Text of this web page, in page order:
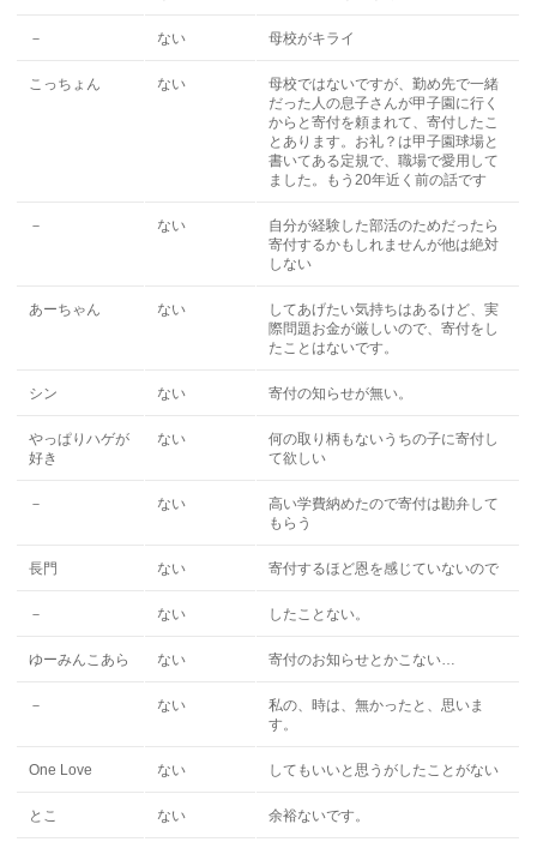
－ ない 母校がキライ
こっちょん ない
母校ではないですが、勤め先で一緒
だった人の息子さんが甲子園に行く
からと寄付を頼まれて、寄付したこ
とあります。お礼？は甲子園球場と
書いてある定規で、職場で愛用して
ました。もう20年近く前の話です
－ ない
自分が経験した部活のためだったら
寄付するかもしれませんが他は絶対
しない
あーちゃん ない
してあげたい気持ちはあるけど、実
際問題お金が厳しいので、寄付をし
たことはないです。
シン ない 寄付の知らせが無い。
やっぱりハゲが
好き
ない
何の取り柄もないうちの子に寄付し
て欲しい
－ ない
高い学費納めたので寄付は勘弁して
もらう
長門 ない 寄付するほど恩を感じていないので
－ ない したことない。
ゆーみんこあら ない 寄付のお知らせとかこない…
－ ない
私の、時は、無かったと、思いま
す。
One Love ない してもいいと思うがしたことがない
とこ ない 余裕ないです。